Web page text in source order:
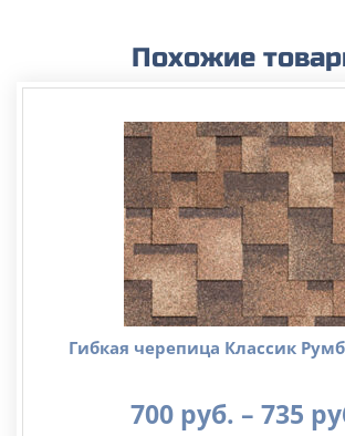
Похожие
Гибкая черепица Классик
700 руб. – 735